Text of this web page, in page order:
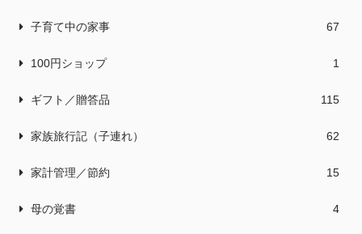
子育て中の家事 67
100円ショップ 1
ギフト／贈答品 115
家族旅行記（子連れ） 62
家計管理／節約 15
母の覚書 4